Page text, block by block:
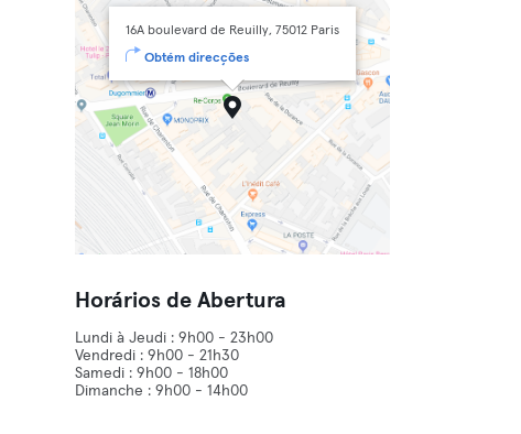
16A boulevard de Reuilly, 75012 Paris
Obtém direcções
Horários de Abertura
Lundi à Jeudi : 9h00 - 23h00
Vendredi : 9h00 - 21h30
Samedi : 9h00 - 18h00
Dimanche : 9h00 - 14h00